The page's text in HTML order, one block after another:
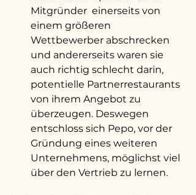
Mitgründer  einerseits von
einem größeren
Wettbewerber abschrecken
und andererseits waren sie
auch richtig schlecht darin,
potentielle Partnerrestaurants
von ihrem Angebot zu
überzeugen. Deswegen
entschloss sich Pepo, vor der
Gründung eines weiteren
Unternehmens, möglichst viel
über den Vertrieb zu lernen.